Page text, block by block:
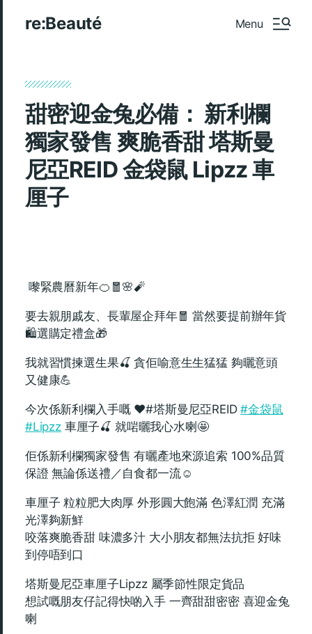
re:Beauté Menu
甜密迎金兔必備： 新利欄
獨家發售 爽脆香甜 塔斯曼
尼亞REID 金袋鼠 Lipzz 車
厘子
嚟緊農曆新年🍊🧧🌸🧨
要去親朋戚友、長輩屋企拜年🧧 當然要提前辦年貨
🛍️選購定禮盒🎁
我就習慣揀選生果🍒 貪佢喻意生生猛猛 夠曬意頭
又健康💪
今次係新利欄入手嘅 ❤️#塔斯曼尼亞REID#金袋鼠
#Lipzz車厘子🍒 就啱曬我心水喇🤩
佢係新利欄獨家發售 有曬產地來源追索 100%品質
保證 無論係送禮／自食都一流☺️
車厘子 粒粒肥大肉厚 外形圓大飽滿 色澤紅潤 充滿
光澤夠新鮮
咬落爽脆香甜 味濃多汁 大小朋友都無法抗拒 好味
到停唔到口
塔斯曼尼亞車厘子Lipzz 屬季節性限定貨品
想試嘅朋友仔記得快啲入手 一齊甜甜密密 喜迎金兔
喇